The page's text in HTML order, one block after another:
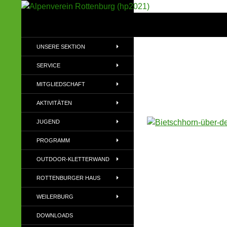
(DAV)
UNSERE SEKTION
SERVICE
MITGLIEDSCHAFT
AKTIVITÄTEN
JUGEND
PROGRAMM
OUTDOOR-KLETTERWAND
ROTTENBURGER HAUS
WEILERBURG
DOWNLOADS